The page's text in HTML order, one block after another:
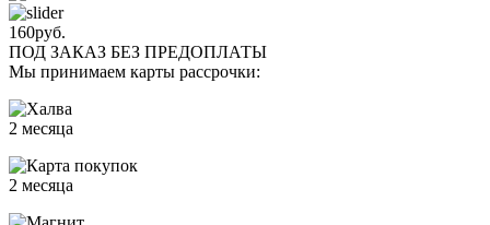
160руб.
ПОД ЗАКАЗ БЕЗ ПРЕДОПЛАТЫ
Мы принимаем карты рассрочки:
2 месяца
2 месяца